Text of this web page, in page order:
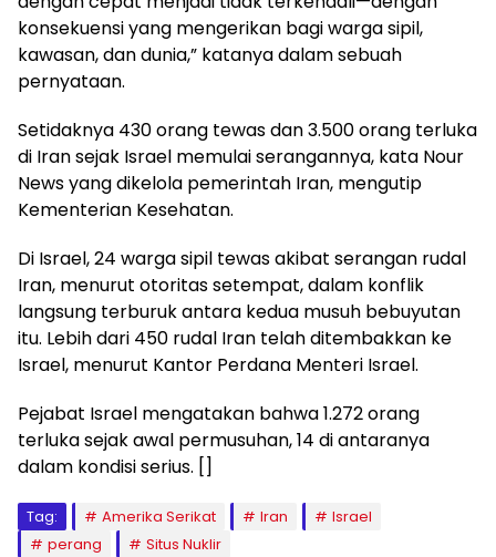
konsekuensi yang mengerikan bagi warga sipil,
kawasan, dan dunia,” katanya dalam sebuah
pernyataan.
Setidaknya 430 orang tewas dan 3.500 orang terluka
di Iran sejak Israel memulai serangannya, kata Nour
News yang dikelola pemerintah Iran, mengutip
Kementerian Kesehatan.
Di Israel, 24 warga sipil tewas akibat serangan rudal
Iran, menurut otoritas setempat, dalam konflik
langsung terburuk antara kedua musuh bebuyutan
itu. Lebih dari 450 rudal Iran telah ditembakkan ke
Israel, menurut Kantor Perdana Menteri Israel.
Pejabat Israel mengatakan bahwa 1.272 orang
terluka sejak awal permusuhan, 14 di antaranya
dalam kondisi serius. []
Tag: Amerika Serikat Iran
Israel
perang
Situs Nuklir